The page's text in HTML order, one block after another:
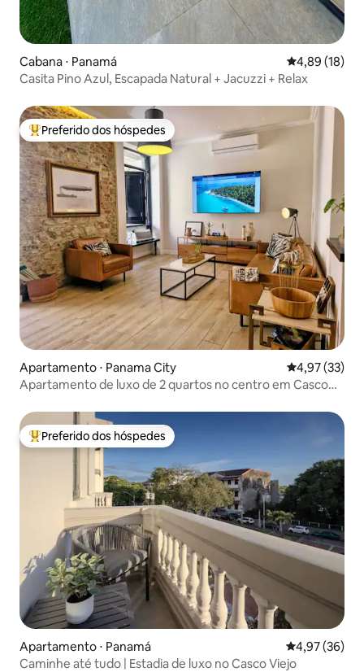
Cabana ⋅ Panamá 4,89 de uma
4,89 (18)
Casita Pino Azul, Escapada Natural + Jacuzzi + Relax
Entre os melhores preferidos dos hóspedes
Preferido dos hóspedes
Apartamento ⋅ Panama City 4,97 de uma
4,97 (33)
Apartamento de luxo de 2 quartos no centro em Casco
Entre os melhores preferidos dos hóspedes
Preferido dos hóspedes
Apartamento ⋅ Panamá 4,97 de uma
4,97 (36)
Caminhe até tudo | Estadia de luxo no Casco Viejo